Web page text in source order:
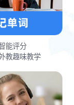
能评分
教趣味教学